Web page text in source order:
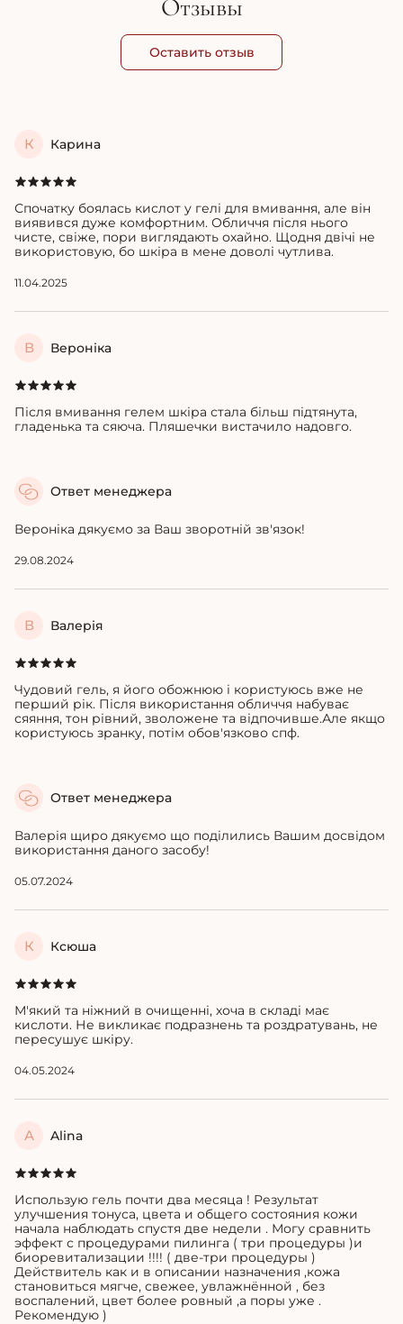
Отзывы
Оставить отзыв
К Карина
Спочатку боялась кислот у гелі для вмивання, але він
виявився дуже комфортним. Обличчя після нього
чисте, свіже, пори виглядають охайно. Щодня двічі не
використовую, бо шкіра в мене доволі чутлива.
11.04.2025
В Вероніка
Після вмивання гелем шкіра стала більш підтянута,
гладенька та сяюча. Пляшечки вистачило надовго.
Ответ менеджера
Вероніка дякуємо за Ваш зворотній зв'язок!
29.08.2024
В Валерія
Чудовий гель, я його обожнюю і користуюсь вже не
перший рік. Після використання обличчя набуває
сяяння, тон рівний, зволожене та відпочивше.Але якщо
користуюсь зранку, потім обов'язково спф.
Ответ менеджера
Валерія щиро дякуємо що поділились Вашим досвідом
використання даного засобу!
05.07.2024
К Ксюша
М'який та ніжний в очищенні, хоча в складі має
кислоти. Не викликає подразнень та роздратувань, не
пересушує шкіру.
04.05.2024
A Alina
Использую гель почти два месяца ! Результат
улучшения тонуса, цвета и общего состояния кожи
начала наблюдать спустя две недели . Могу сравнить
эффект с процедурами пилинга ( три процедуры )и
биоревитализации !!!! ( две-три процедуры )
Действитель как и в описании назначения ,кожа
становиться мягче, свежее, увлажнённой , без
воспалений, цвет более ровный ,а поры уже .
Рекомендую )